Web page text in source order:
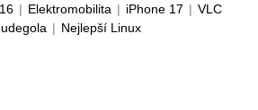
| Elektromobilita | iPhone 17 | VLC
| Nejlepší Linux